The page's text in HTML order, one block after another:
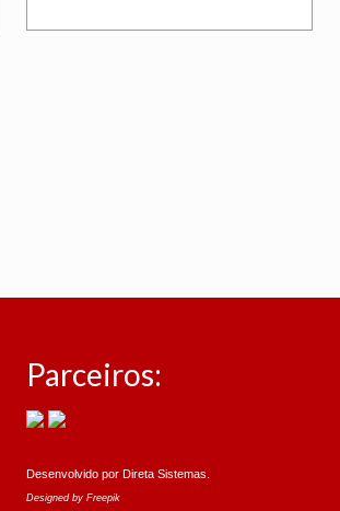
Parceiros:
Desenvolvido por Direta Sistemas
Designed by Freepik